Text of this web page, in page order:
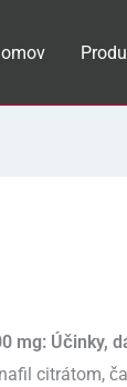
mg: Účinky,
citrátom,